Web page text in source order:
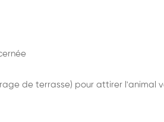
de terrasse) pour attirer l'animal